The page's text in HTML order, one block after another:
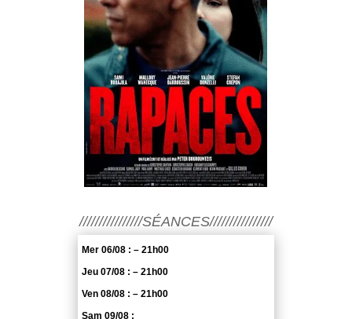
////////////////SÉANCES////////////////
Mer 06/08 : – 21h00
Jeu 07/08 : – 21h00
Ven 08/08 : – 21h00
Sam 09/08 :